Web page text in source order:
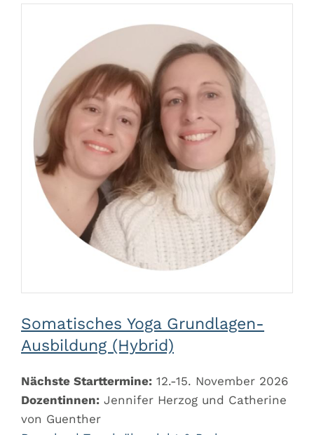
Somatisches Yoga Grundlagen-
Ausbildung (Hybrid)
Nächste Starttermine: 12.-15. November 2026
Dozentinnen: Jennifer Herzog und Catherine
von Guenther